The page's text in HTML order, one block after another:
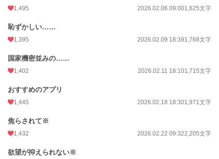
1,495 2026.02.06 09:001,625文字
恥ずかしい……
1,395 2026.02.09 18:391,768文字
国家機密並みの……
1,402 2026.02.11 18:101,715文字
おすすめのアプリ
1,445 2026.02.18 18:301,971文字
焦らされて※
1,432 2026.02.22 09:322,205文字
欲望が抑えられない※